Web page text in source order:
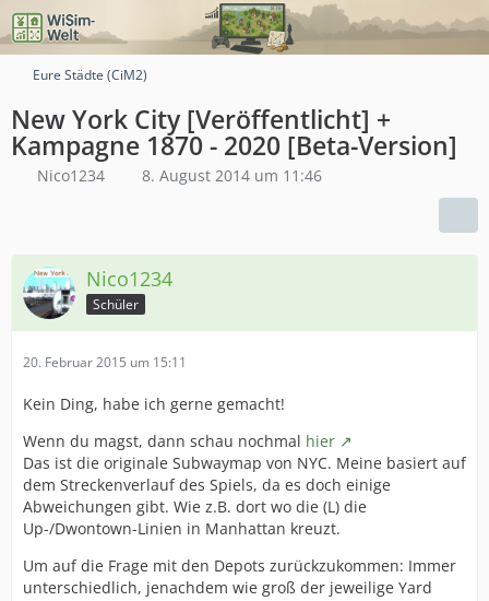
Eure Städte (CiM2)
New York City [Veröffentlicht] +
Kampagne 1870 - 2020 [Beta-Version]
Nico1234 8. August 2014 um 11:46
Nico1234
Schüler
20. Februar 2015 um 15:11
Kein Ding, habe ich gerne gemacht!
Wenn du magst, dann schau nochmal hier
Das ist die originale Subwaymap von NYC. Meine basiert auf
dem Streckenverlauf des Spiels, da es doch einige
Abweichungen gibt. Wie z.B. dort wo die (L) die
Up-/Dwontown-Linien in Manhattan kreuzt.
Um auf die Frage mit den Depots zurückzukommen: Immer
unterschiedlich, jenachdem wie groß der jeweilige Yard